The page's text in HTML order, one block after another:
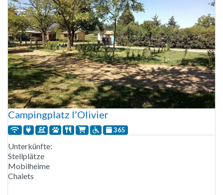
Campingplatz l’Olivier
365
Unterkünfte:
Stellplätze
Mobilheime
Chalets